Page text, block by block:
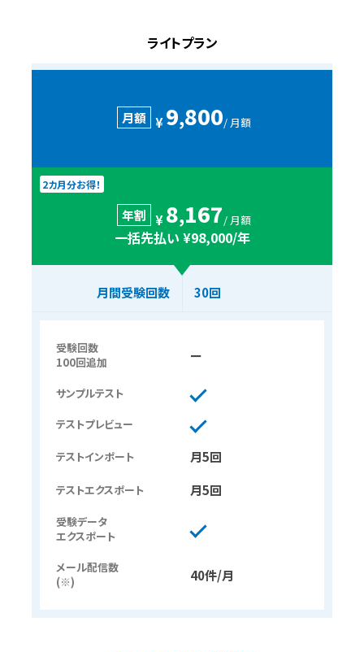
ライトプラン
月額 ¥9,800/ 月額
2カ月分お得！
年割 ¥8,167/ 月額
一括先払い ¥98,000/年
月間受験回数 30回
受験回数
100回追加
ー
サンプルテスト
テストプレビュー
テストインポート 月5回
テストエクスポート 月5回
受験データ
エクスポート
メール配信数
(※)
40件/月